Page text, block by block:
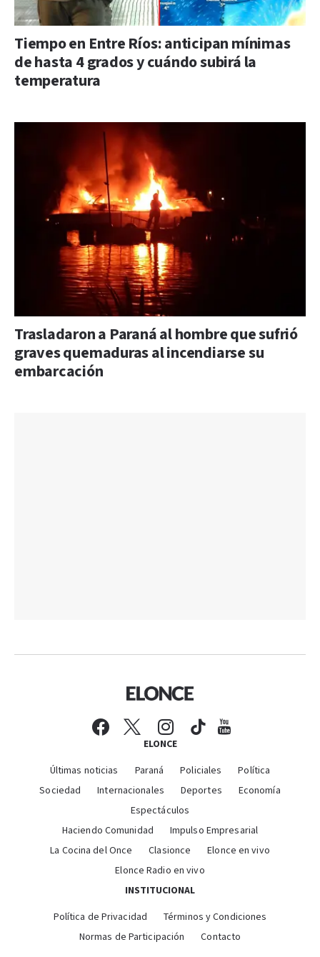
Tiempo en Entre Ríos: anticipan mínimas
de hasta 4 grados y cuándo subirá la
temperatura
Trasladaron a Paraná al hombre que sufrió
graves quemaduras al incendiarse su
embarcación
ELONCE
Últimas noticias Paraná Policiales
Política
Sociedad
Internacionales Deportes
Economía
Espectáculos
Haciendo Comunidad
Impulso Empresarial
La Cocina del Once
Clasionce
Elonce en vivo
Elonce Radio en vivo
INSTITUCIONAL
Política de Privacidad
Términos y Condiciones
Normas de Participación
Contacto